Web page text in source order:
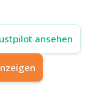
ansehen